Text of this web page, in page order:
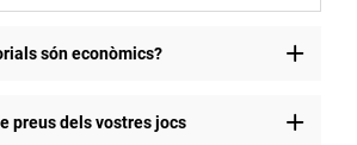
són econòmics?
preus dels vostres jocs